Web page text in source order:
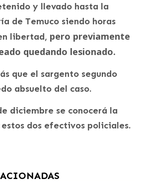
y llevado hasta la
de Temuco siendo horas
libertad, pero previamente
quedando lesionado.
que el sargento segundo
absuelto del caso.
diciembre se conocerá la
dos efectivos policiales.